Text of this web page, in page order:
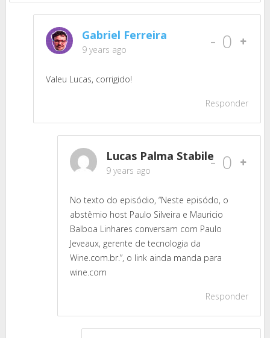
Gabriel Ferreira
9 years ago - 0
Valeu Lucas, corrigido!
Responder
Lucas Palma Stabile
9 years ago - 0
No texto do episódio, “Neste episódo, o
abstêmio host Paulo Silveira e Mauricio
Balboa Linhares conversam com Paulo
Jeveaux, gerente de tecnologia da
Wine.com.br.”, o link ainda manda para
wine.com
Responder